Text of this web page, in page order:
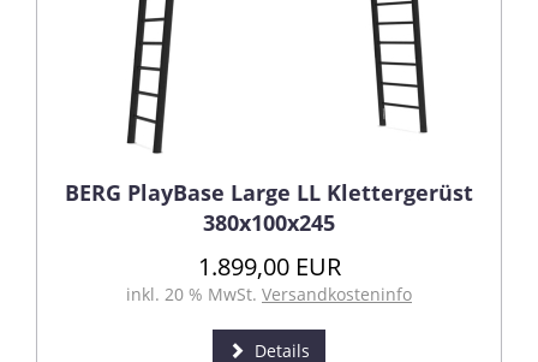
BERG PlayBase Large LL Klettergerüst
380x100x245
1.899,00 EUR
inkl. 20 % MwSt. Versandkosteninfo
Details